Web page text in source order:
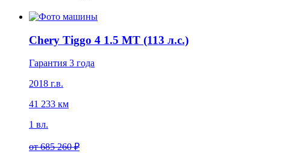
Chery Tiggo 4 1.5 MT (113 л.с.)
Гарантия 3 года
2018 г.в.
41 233 км
1 вл.
от685 260 ₽